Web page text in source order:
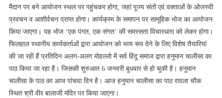
रहा
हनुमान
पाठ
मैदान पर बने आयोजन स्थल पर पहुंचकर होगा, जहां पूज्य संतों एवं वक्ताओं के ओजस्वी
प्रवचन व आशीर्वचन प्राप्त होगा। कार्यक्रम के समापन पर सामूहिक भोज का आयोजन
किया जाएगा। यह भोज ‘एक पंगत, एक संगत’ की समरसता विचारधारा को लेकर होगा।
फिलहाल स्थानीय कार्यकर्ताओं द्वारा आयोजन को भव्य रूप देने के लिए विशेष तैयारियां
की जा रही हैं प्रतिदिन अलग-अलग मोहल्लो में सर्व हिंदू समाज द्वारा हनुमान चालीसा का
पाठ किया जा रहा है। जिसकी शुरुआत 6 जनवरी बुधवार से हो चुकी है। हनुमान
चालीसा के पाठ का आज पांचवा दिन है। आज हनुमान चालीसा का पाठ रावला चौक
स्थित श्री वीर बालाजी मंदिर पर किया जाएगा।